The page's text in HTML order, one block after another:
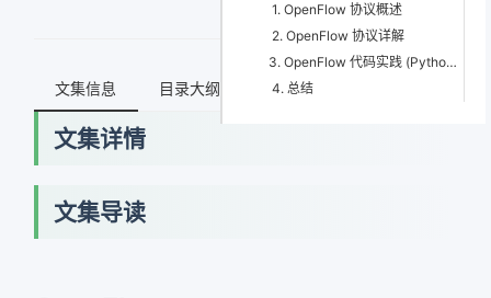
文集信息 目录大纲 最新文档
文集详情
文集导读
1. OpenFlow 协议概述
2. OpenFlow 协议详解
3. OpenFlow 代码实践 (Python + Mininet + Ryu)
4. 总结